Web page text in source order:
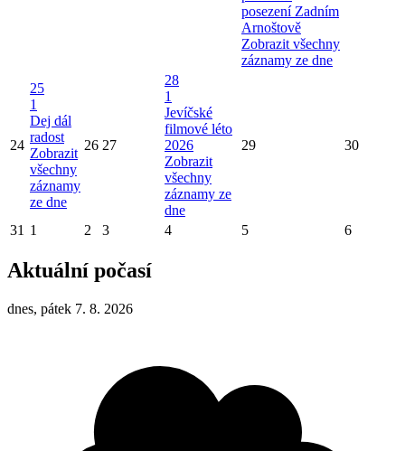
posezení Zadním
Arnoštově
Zobrazit všechny
záznamy ze dne
24
25
1
Dej dál
radost
Zobrazit
všechny
záznamy
ze dne
26 27
28
1
Jevíčské
filmové léto
2026
Zobrazit
všechny
záznamy ze
dne
29 30
31 1 2 3 4 5 6
Aktuální počasí
dnes, pátek 7. 8. 2026